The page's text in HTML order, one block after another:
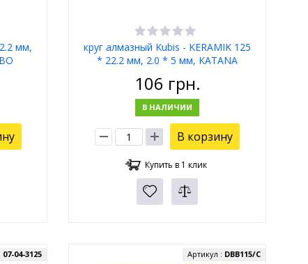
мм,
круг алмазный Kubis - KERAMIK 125
* 22.2 мм, 2.0 * 5 мм, KATANA
106 грн.
В НАЛИЧИИ
В корзину
Купить в 1 клик
07-04-3125 Артикул : DBB115/C